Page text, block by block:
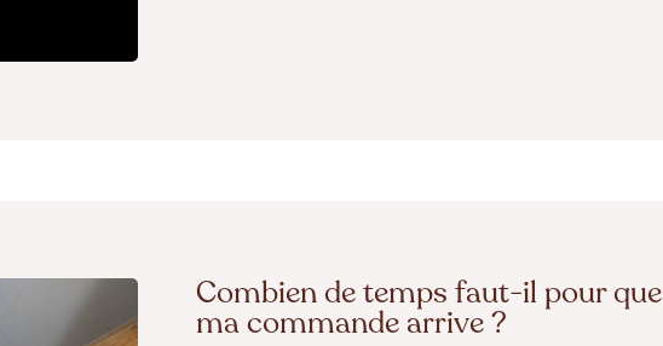
Combien de temps faut-il pour que
ma commande arrive ?